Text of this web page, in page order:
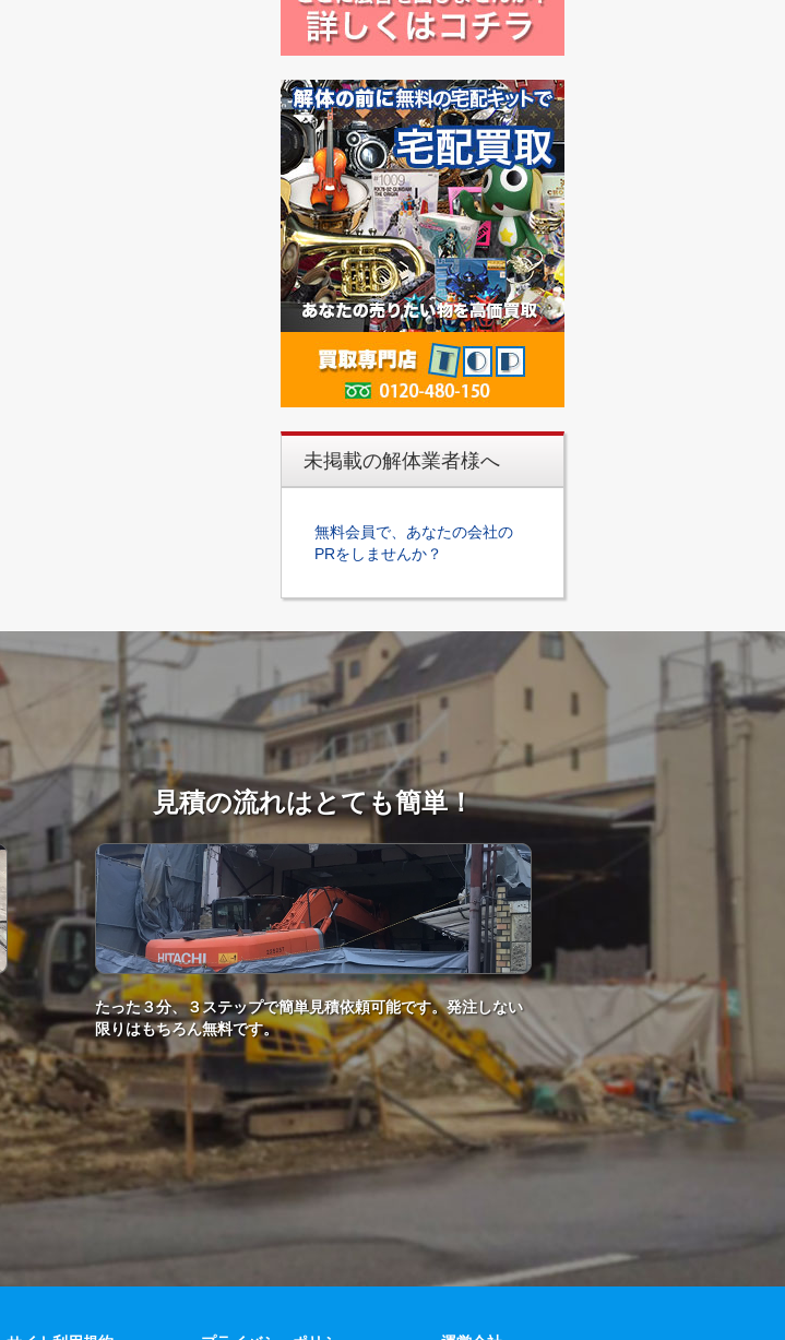
未掲載の解体業者様へ
無料会員で、あなたの会社の
PRをしませんか？
見積の流れはとても簡単！
たった３分、３ステップで簡単見積依頼可能です。発注しない
限りはもちろん無料です。